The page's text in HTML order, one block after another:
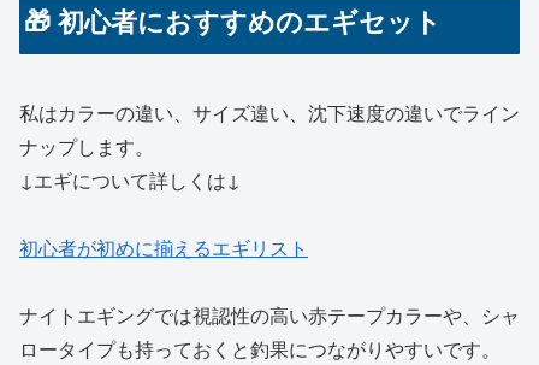
🎁 初心者におすすめのエギセット
私はカラーの違い、サイズ違い、沈下速度の違いでライン
ナップします。
↓エギについて詳しくは↓
初心者が初めに揃えるエギリスト
ナイトエギングでは視認性の高い赤テープカラーや、シャ
ロータイプも持っておくと釣果につながりやすいです。